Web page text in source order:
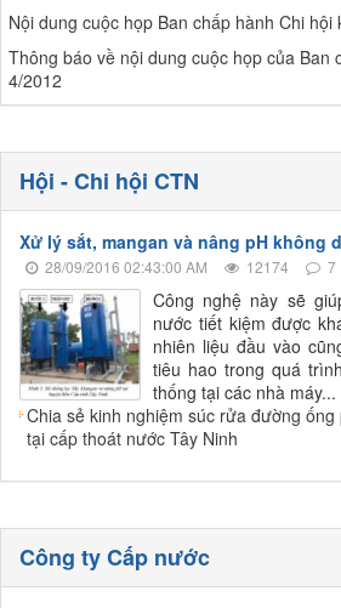
Nội dung cuộc họp Ban chấp hành Chi hội
Thông báo về nội dung cuộc họp của Ban
4/2012
Hội - Chi hội CTN
Xử lý sắt, mangan và nâng pH không
28/09/2016 02:43:00 AM 12174 7
Công nghệ này sẽ
nước tiết kiệm được
nhiên liệu đầu vào
tiêu hao trong quá
thống tại các nhà máy...
Chia sẻ kinh nghiệm súc rửa đường
tại cấp thoát nước Tây Ninh
Công ty Cấp nước